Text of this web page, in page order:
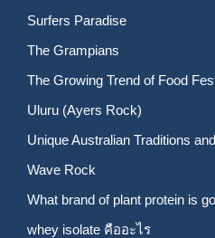
Surfers Paradise
The Grampians
The Growing Trend of Food
Uluru (Ayers Rock)
Unique Australian Traditions
Wave Rock
What brand of plant protein is
whey isolate คืออะไร